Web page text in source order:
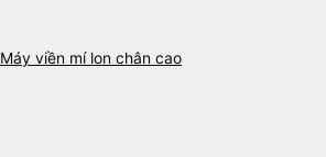
Máy viền mí lon chân cao